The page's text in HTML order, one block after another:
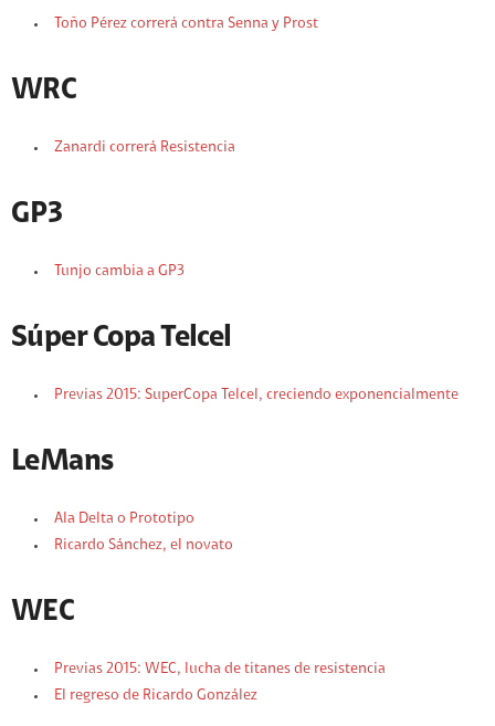
Toño Pérez correrá contra Senna y Prost
WRC
Zanardi correrá Resistencia
GP3
Tunjo cambia a GP3
Súper Copa Telcel
Previas 2015: SuperCopa Telcel, creciendo exponencialmente
LeMans
Ala Delta o Prototipo
Ricardo Sánchez, el novato
WEC
Previas 2015: WEC, lucha de titanes de resistencia
El regreso de Ricardo González